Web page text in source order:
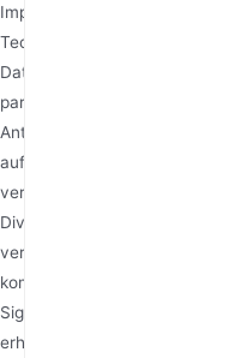
Implementierung der
Technologie. Diese
Datenströme gleichzeitig zu
parallele
Antennen kann
aufbauen, wodurch die
vervielfacht wird. Noch
Diversität nutzen – indem sie
verschiedene Antennen
kombinieren, um das
Signalverzerrungen, die
erheblich reduziert werden.